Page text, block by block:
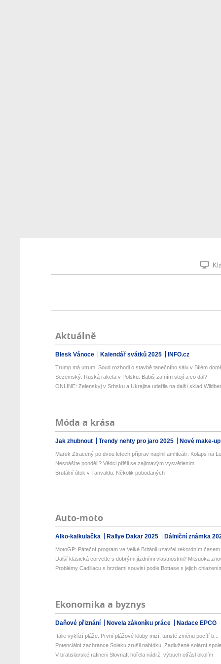
Aktuálně
Blesk Vánoce Kalendář svátků 2025 INFO.cz
Trump má utrum: Soud rozhodl o stavbě tanečního sálu v Bílém
Sezemský: Ruská raketa v Polsku. Babiš za ním stojí a co dál?
ONLINE: Zelenskyj v Srbsku a Ukrajina udeřila na další sklad
Móda a krása
Jak zhubnout Trendy nehty pro jaro 2025 Nové make-
Marek Ztracený po dvou letech příprav naplnil amfiteátr: Kolaps na
Nesnášíte pondělí? Vědci přišli se zajímavým vysvětlením
Brutální útok v Tanvaldu: Několik pobodaných
Auto-moto
Alko-kalkulačka Rallye Dakar 2025 Dálniční známka
MotoGP: Páteční program ve Velké Británii uzavřel rekordním
Další klasická corvette s dobrými jízdními vlastnostmi? Mitsuoka
Problémy Cadillacu s brzdami souvisí podle Bottase s jejich
Ekonomika a byznys
Daňové přiznání Novela zákoníku práce Nadace EPCG
Itálie vyklízí pláže. První plážové kluby mizí, turisté změnu pocítí b...
Potenciální zachránce Soleku zrušil nabídku. Zadlužené solární
V bratislavské rafinerii Slovnaft hořela nádrž, výbuch otřásl okolím